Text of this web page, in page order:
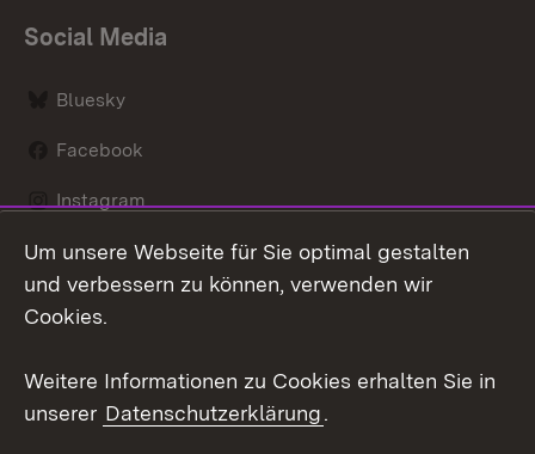
Social Media
Bluesky
Facebook
Instagram
LinkedIn
Um unsere Webseite für Sie optimal gestalten
und verbessern zu können, verwenden wir
Cookies.
Weitere Informationen zu Cookies erhalten Sie in
unserer Datenschutzerklärung.